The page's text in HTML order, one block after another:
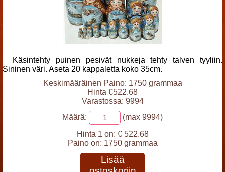
Käsintehty puinen pesivät nukkeja tehty talven tyyliin.
Sininen väri. Aseta 20 kappaletta koko 35cm.
Keskimääräinen Paino: 1750 grammaa
Hinta €522.68
Varastossa: 9994
Määrä:
(max 9994)
Hinta 1 on: € 522.68
Paino on: 1750 grammaa
Lisää